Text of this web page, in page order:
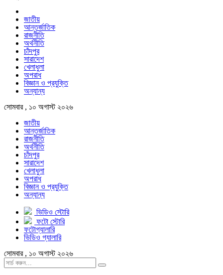
জাতীয়
আন্তর্জাতিক
রাজনীতি
অর্থনীতি
চাঁদপুর
সারাদেশ
খেলাধুলা
অপরাধ
বিজ্ঞান ও প্রযুক্তি
অন্যান্য
সোমবার , ১০ অগাস্ট ২০২৬
জাতীয়
আন্তর্জাতিক
রাজনীতি
অর্থনীতি
চাঁদপুর
সারাদেশ
খেলাধুলা
অপরাধ
বিজ্ঞান ও প্রযুক্তি
অন্যান্য
ভিডিও স্টোরি
ফটো স্টোরি
ফটোগ্যালারি
ভিডিও গ্যালারি
সোমবার , ১০ অগাস্ট ২০২৬